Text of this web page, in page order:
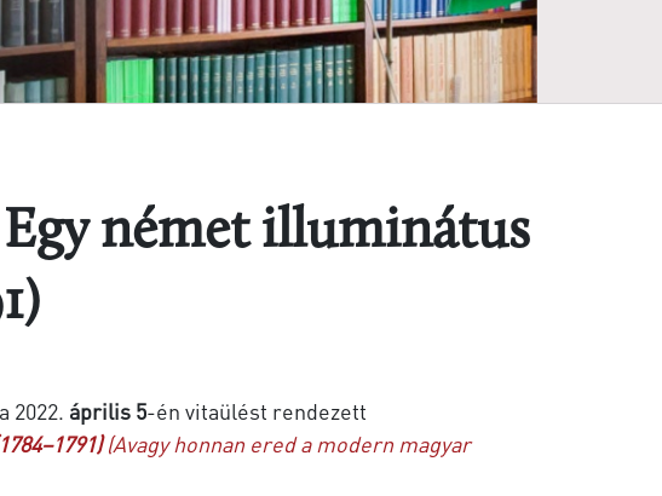
német illuminátus
2022. április 5-én vitaülést rendezett
(Avagy honnan ered a modern magyar